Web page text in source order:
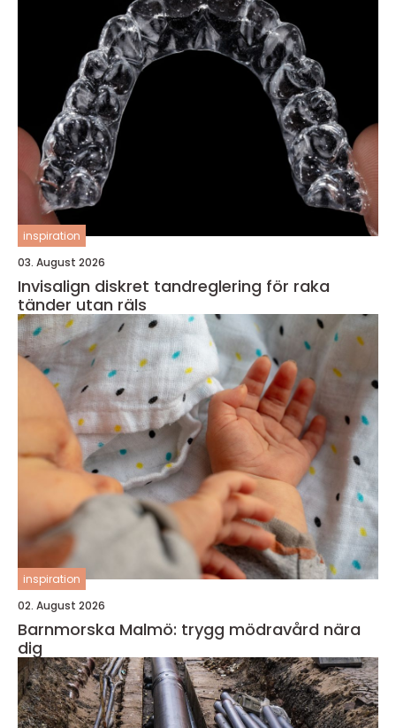
inspiration
03. August 2026
Invisalign diskret tandreglering för raka
tänder utan räls
inspiration
02. August 2026
Barnmorska Malmö: trygg mödravård nära
dig